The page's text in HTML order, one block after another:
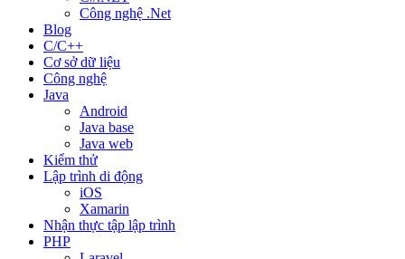
Công nghệ .Net
Blog
C/C++
Cơ sở dữ liệu
Công nghệ
Java
Android
Java base
Java web
Kiểm thử
Lập trình di động
iOS
Xamarin
Nhận thực tập lập trình
PHP